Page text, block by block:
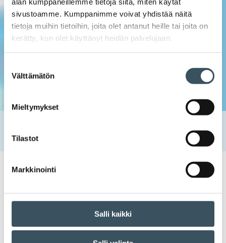
sivustoamme. Kumppanimme voivat yhdistää näitä
tietoja muihin tietoihin, joita olet antanut heille tai joita on
kerätty, kun olet käyttänyt heidän palvelujaan.
valinta
Välttämätön
Mieltymykset
Tilastot
Markkinointi
Salli kaikki
Bate Ismail ekonomistiksi Kaupan liittoon
Bate Ismail ekonomistiksi
Kaupan liittoon